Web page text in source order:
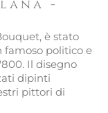
-
è stato
famoso politico e
Il disegno
dipinti
pittori di